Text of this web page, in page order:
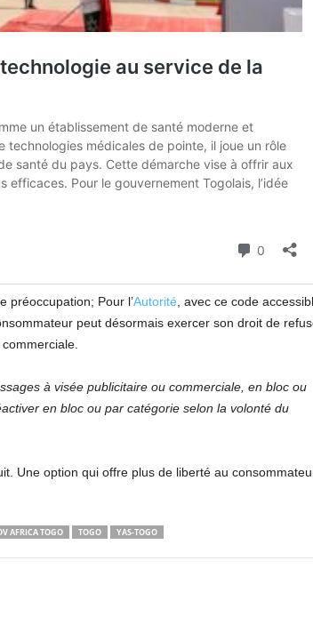
préoccupation; Pour l’Autorité , avec ce code
peut désormais exercer son droit de
à visée publicitaire ou commerciale, en bloc ou
en bloc ou par catégorie selon la volonté du
Une option qui offre plus de liberté au
AFRICA TOGO TOGO YAS-TOGO